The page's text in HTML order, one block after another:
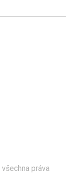
všechna práva